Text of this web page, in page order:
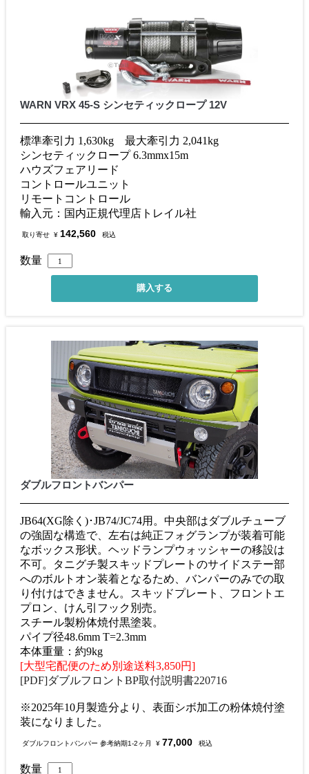
WARN VRX 45-S シンセティックロープ 12V
標準牽引力 1,630kg 最大牽引力 2,041kg
シンセティックロープ 6.3mmx15m
ハウズフェアリード
コントロールユニット
リモートコントロール
輸入元：国内正規代理店トレイル社
取り寄せ ¥ 142,560 税込
数量
ダブルフロントバンパー
JB64(XG除く)･JB74/JC74用。中央部はダブルチューブ
の強固な構造で、左右は純正フォグランプが装着可能
なボックス形状。ヘッドランプウォッシャーの移設は
不可。タニグチ製スキッドプレートのサイドステー部
へのボルトオン装着となるため、バンパーのみでの取
り付けはできません。スキッドプレート、フロントエ
プロン、けん引フック別売。
スチール製粉体焼付黒塗装。
パイプ径48.6mm T=2.3mm
本体重量：約9kg
[大型宅配便のため別途送料3,850円]
[PDF]ダブルフロントBP取付説明書220716
※2025年10月製造分より、表面シボ加工の粉体焼付塗
装になりました。
ダブルフロントバンパー 参考納期1-2ヶ月 ¥ 77,000 税込
数量